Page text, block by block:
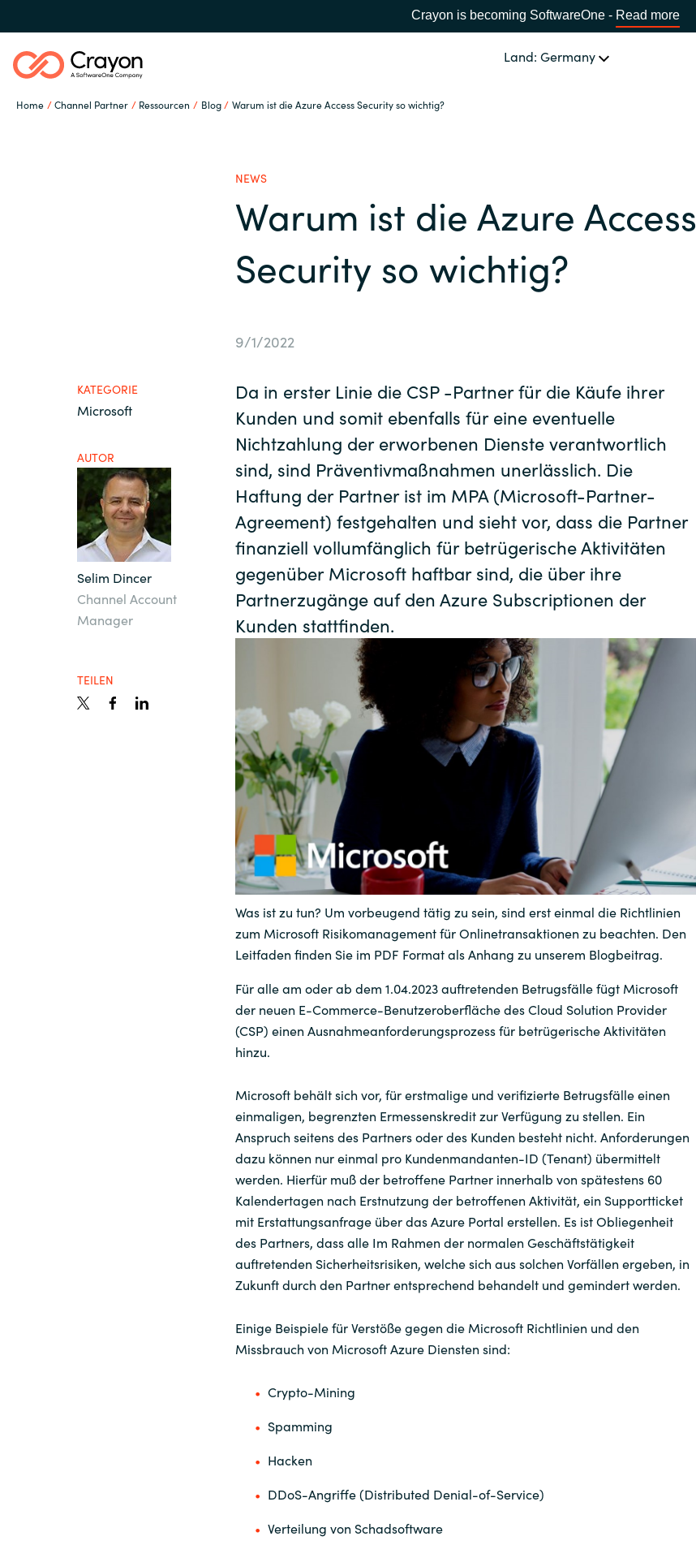
Crayon is becoming SoftwareOne - Read more
Land: Germany
Home Channel Partner Ressourcen Blog Warum ist die Azure Access Security so wichtig?
Global site Africa
Austria
Bulgaria
Iceland
India
Kingdom of Saudi Arabia
Kuwait
Lithuania
Malaysia
Netherlands
Norway
Philippines
Poland
Romania
Slovenia
Singapore
Sri Lanka
Sweden
Ukraine
United Kingdom
Software Partner
IT Campus - Customer
Über uns
Kontakt
Karriere
Channel Partner
Adobe
Certero
Citrix
Crayon
DataCore
Docusign
Elastic
Google Cloud
IBM
Instana
Jetbrains
Matrix42
Microsoft
Nutanix
Omnissa
Powell Software
Quest Soft
ServiceNow
Snow
Suse
Teamviewer
USU
NEWS
Warum ist die Azure Access
Security so wichtig?
9/1/2022
KATEGORIE
Microsoft
AUTOR
Selim Dincer
Channel Account
Manager
TEILEN
Da in erster Linie die CSP -Partner für die Käufe ihrer
Kunden und somit ebenfalls für eine eventuelle
Nichtzahlung der erworbenen Dienste verantwortlich
sind, sind Präventivmaßnahmen unerlässlich. Die
Haftung der Partner ist im MPA (Microsoft-Partner-
Agreement) festgehalten und sieht vor, dass die Partner
finanziell vollumfänglich für betrügerische Aktivitäten
gegenüber Microsoft haftbar sind, die über ihre
Partnerzugänge auf den Azure Subscriptionen der
Kunden stattfinden.
Was ist zu tun? Um vorbeugend tätig zu sein, sind erst einmal die Richtlinien
zum Microsoft Risikomanagement für Onlinetransaktionen zu beachten. Den
Leitfaden finden Sie im PDF Format als Anhang zu unserem Blogbeitrag.
Für alle am oder ab dem 1.04.2023 auftretenden Betrugsfälle fügt Microsoft
der neuen E-Commerce-Benutzeroberfläche des Cloud Solution Provider
(CSP) einen Ausnahmeanforderungsprozess für betrügerische Aktivitäten
hinzu.
Microsoft behält sich vor, für erstmalige und verifizierte Betrugsfälle einen
einmaligen, begrenzten Ermessenskredit zur Verfügung zu stellen. Ein
Anspruch seitens des Partners oder des Kunden besteht nicht. Anforderungen
dazu können nur einmal pro Kundenmandanten-ID (Tenant) übermittelt
werden. Hierfür muß der betroffene Partner innerhalb von spätestens 60
Kalendertagen nach Erstnutzung der betroffenen Aktivität, ein Supportticket
mit Erstattungsanfrage über das Azure Portal erstellen. Es ist Obliegenheit
des Partners, dass alle Im Rahmen der normalen Geschäftstätigkeit
auftretenden Sicherheitsrisiken, welche sich aus solchen Vorfällen ergeben, in
Zukunft durch den Partner entsprechend behandelt und gemindert werden.
Einige Beispiele für Verstöße gegen die Microsoft Richtlinien und den
Missbrauch von Microsoft Azure Diensten sind:
Crypto-Mining
Spamming
Hacken
DDoS-Angriffe (Distributed Denial-of-Service)
Verteilung von Schadsoftware